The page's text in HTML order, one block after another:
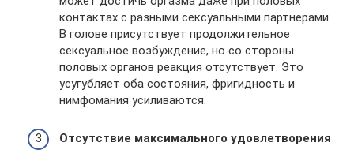
контактах с разными сексуальными партнерами.
В голове присутствует продолжительное
сексуальное возбуждение, но со стороны
половых органов реакция отсутствует. Это
усугубляет оба состояния, фригидность и
нимфомания усиливаются.
Отсутствие максимального удовлетворения